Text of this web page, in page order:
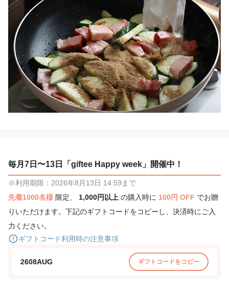
毎月7日〜13日「giftee Happy week」開催中！
※利用期限：2026年8月13日 14:59まで
先着1000名様 限定、 1,000円以上 の購入時に 100円 OFF でお贈
りいただけます。下記のギフトコードをコピーし、決済時にご入
力ください。
ギフトコード利用時の注意事項
2608AUG ギフトコードをコピー